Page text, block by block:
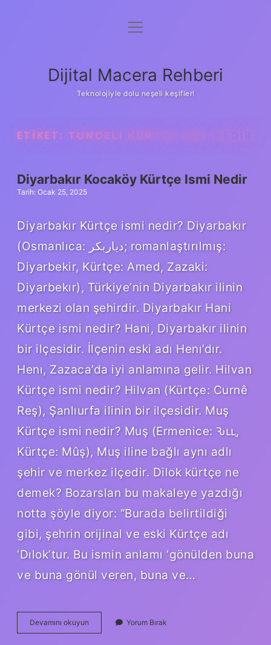
Anasayfa
Yasal Uyarı
menüyü
Dijital Macera Rehberi
Teknolojiyle dolu neşeli keşifler!
ETIKET: TUNCELI KÜRTÇE ISMI NEDIR
Diyarbakır Kocaköy Kürtçe Ismi Nedir
Tarih: Ocak 25, 2025
Diyarbakır Kürtçe ismi nedir? Diyarbakır
(Osmanlıca: دیاربكر; romanlaştırılmış:
Diyarbekir, Kürtçe: Amed, Zazaki:
Diyarbekır), Türkiye’nin Diyarbakır ilinin
merkezi olan şehirdir. Diyarbakır Hani
Kürtçe ismi nedir? Hani, Diyarbakır ilinin
bir ilçesidir. İlçenin eski adı Henı’dır.
Henı, Zazaca’da iyi anlamına gelir. Hilvan
Kürtçe ismi nedir? Hilvan (Kürtçe: Curnê
Reş), Şanlıurfa ilinin bir ilçesidir. Muş
Kürtçe ismi nedir? Muş (Ermenice: Ԅււַ,
Kürtçe: Mûş), Muş iline bağlı aynı adlı
şehir ve merkez ilçedir. Dilok kürtçe ne
demek? Bozarslan bu makaleye yazdığı
notta şöyle diyor: “Burada belirtildiği
gibi, şehrin orijinal ve eski Kürtçe adı
‘Dılok’tur. Bu ismin anlamı ‘gönülden buna
ve buna gönül veren, buna ve…
Devamını okuyun Diyarbakır
Kocaköy
Yorum Bırak